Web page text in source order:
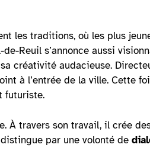
les traditions, où les plus
de-Reuil s’annonce aussi
créativité audacieuse.
à l’entrée de la ville. Cette
futuriste.
À travers son travail, il crée
par une volonté de